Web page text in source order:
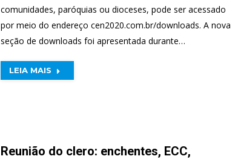
comunidades, paróquias ou dioceses, pode ser acessado
por meio do endereço cen2020.com.br/downloads. A nova
seção de downloads foi apresentada durante…
LEIA MAIS
Reunião do clero: enchentes, ECC,